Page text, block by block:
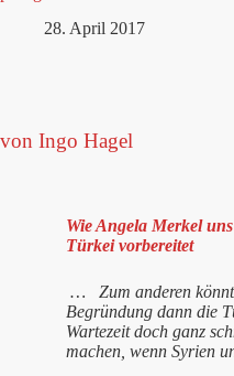
28. April 2017
von Ingo Hagel
Wie Angela Merkel
Türkei vorbereitet
… Zum anderen
Begründung dann die
Wartezeit doch ganz
machen, wenn Syrien